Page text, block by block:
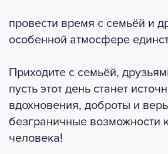
провести время с семьёй и
особенной атмосфере
Приходите с семьёй,
пусть этот день станет
вдохновения, доброты и
безграничные возможности
человека!